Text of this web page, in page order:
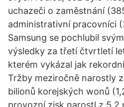
uchazeči o zaměstnání
administrativní pracovníci
Samsung se pochlubil
výsledky za třetí čtvrtletí
kterém vykázal jak
Tržby meziročně narostly
bilionů korejských wonů
provozní zisk narostl z 5,2